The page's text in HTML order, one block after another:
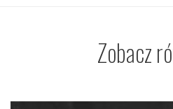
Zobacz